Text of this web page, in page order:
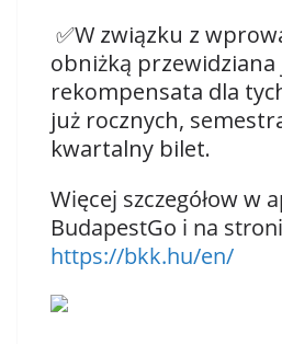
✅W związku z
obniżką przewidziana
rekompensata dla
już rocznych,
kwartalny bilet.
Więcej szczegółow w
BudapestGo i na
https://bkk.hu/en/